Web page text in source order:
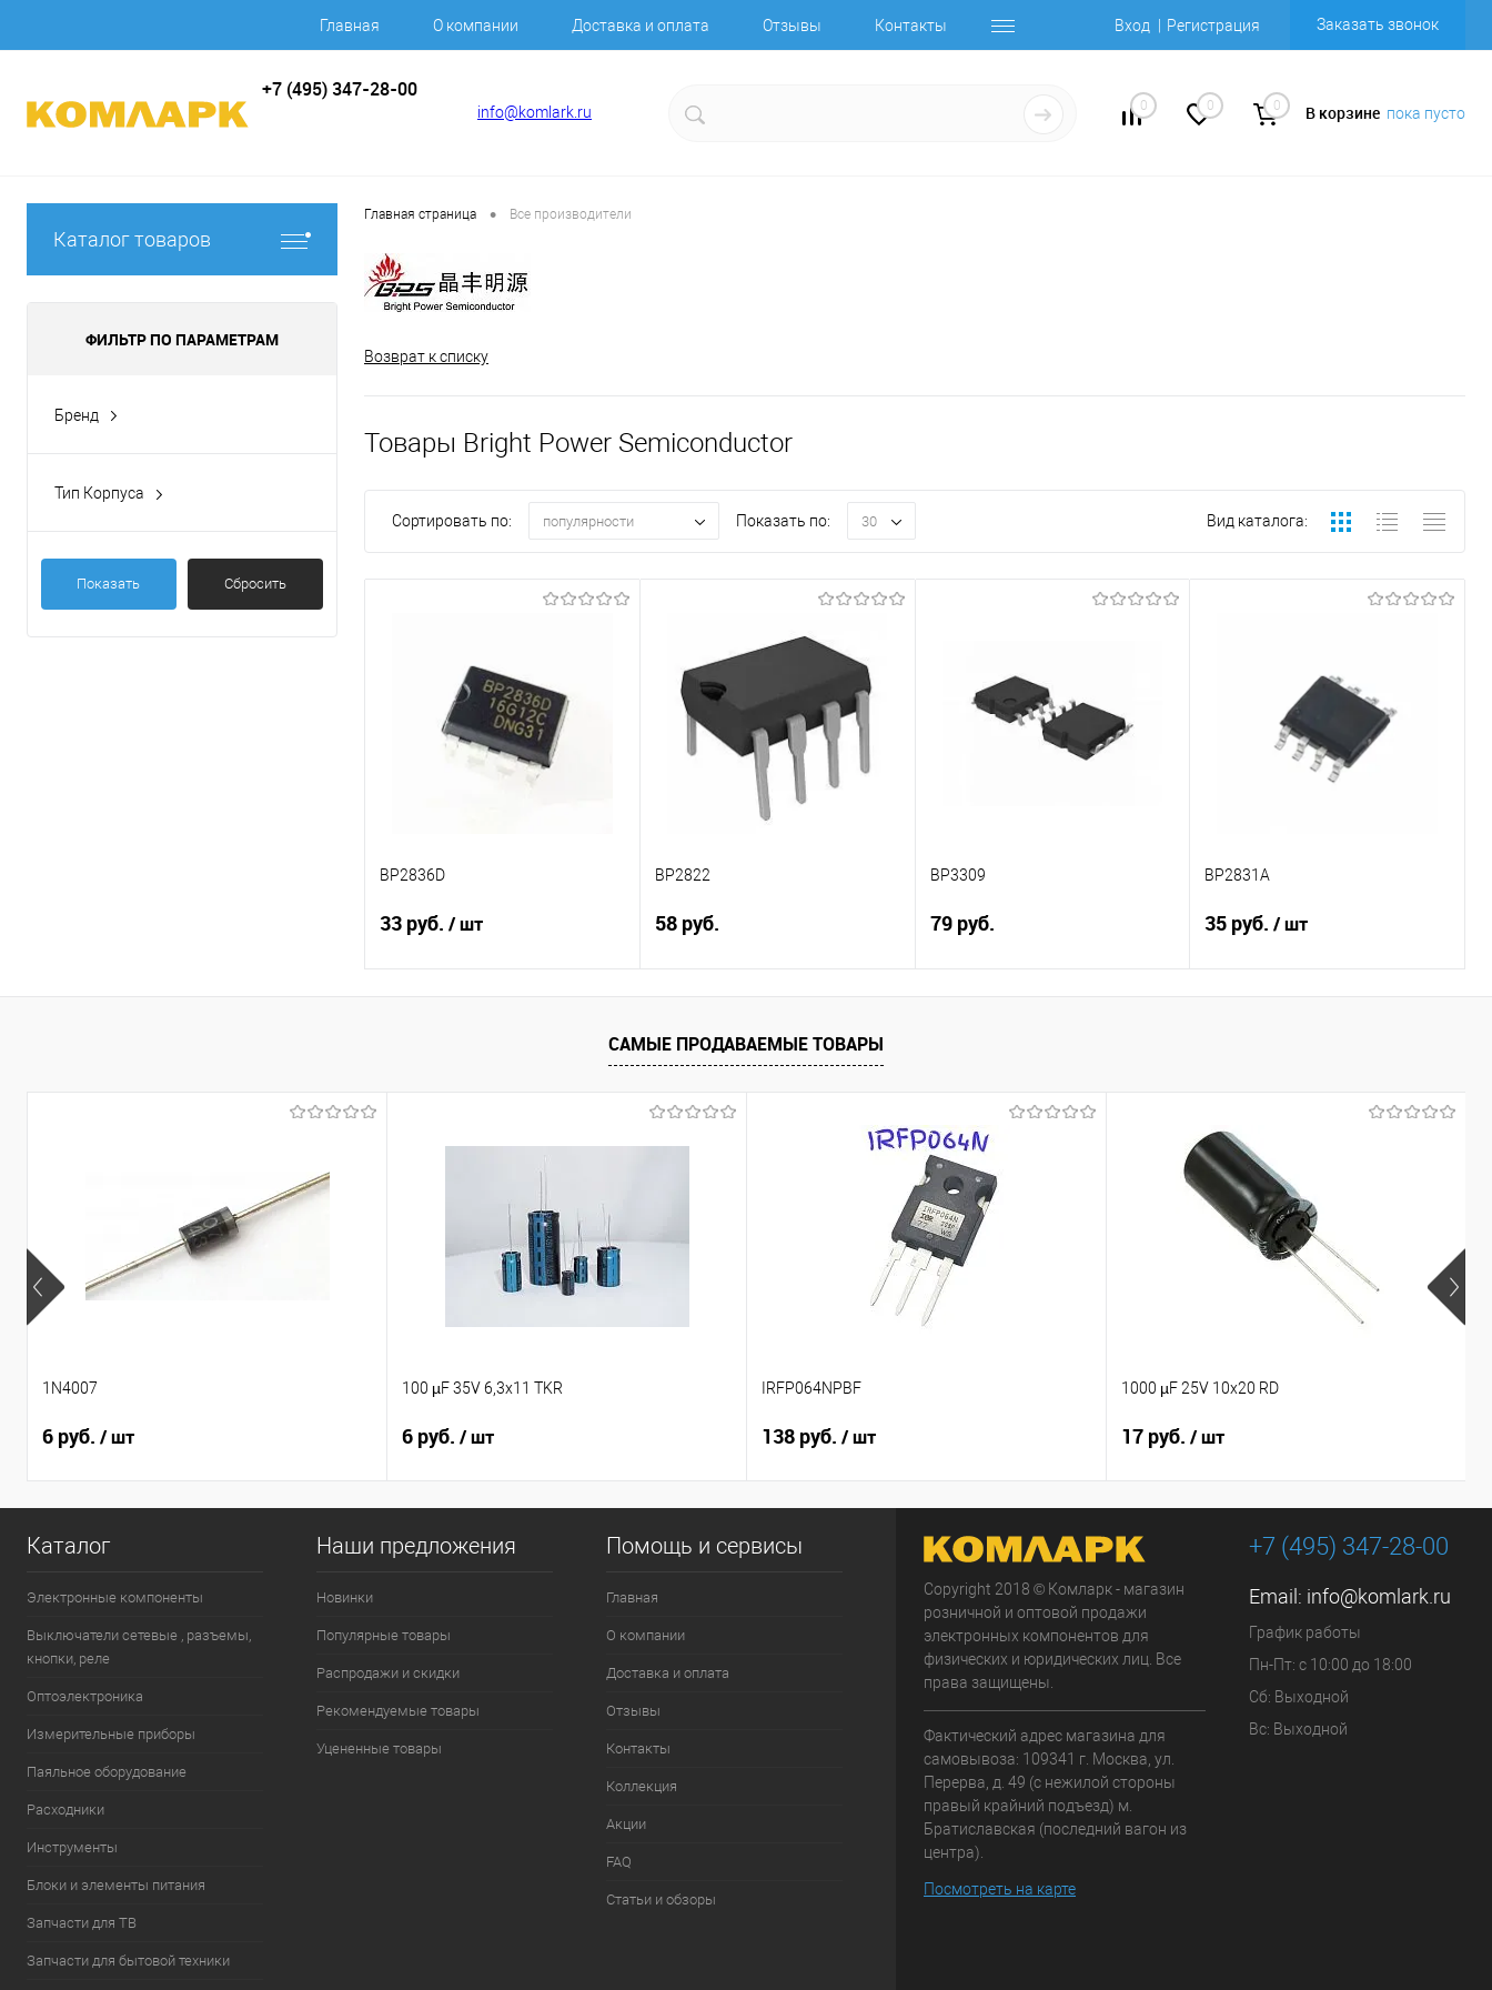
Главная О компании Доставка и оплата Отзывы Контакты Вход Регистрация Заказать звонок
+7 (495) 347-28-00
info@komlark.ru 0 0 0 В корзине пока пусто
Каталог товаров
ФИЛЬТР ПО ПАРАМЕТРАМ
Бренд
Тип Корпуса
Показать Сбросить
Главная страница • Все производители
Возврат к списку
Товары Bright Power Semiconductor
Сортировать по: популярности Показать по: 30 Вид каталога:
BP2836D
33 руб. / шт
BP2822
58 руб.
В избранное
BP3309
79 руб.
В избранное
Недоступно
BP2831A
35 руб./ шт
Недоступно
САМЫЕ ПРОДАВАЕМЫЕ ТОВАРЫ
1N4007
6 руб. / шт
100 µF 35V 6,3x11 TKR
6 руб. / шт
IRFP064NPBF
138 руб. / шт
1000 µF 25V 10x20 RD
17 руб. / шт
Каталог
Электронные компоненты
Выключатели сетевые , разъемы,
кнопки, реле
Оптоэлектроника
Измерительные приборы
Паяльное оборудование
Расходники
Инструменты
Блоки и элементы питания
Запчасти для ТВ
Запчасти для бытовой техники
Наши предложения
Новинки
Популярные товары
Распродажи и скидки
Рекомендуемые товары
Уцененные товары
Помощь и сервисы
Главная
О компании
Доставка и оплата
Отзывы
Контакты
Коллекция
Акции
FAQ
Статьи и обзоры
Copyright 2018 © Комларк - магазин
розничной и оптовой продажи
электронных компонентов для
физических и юридических лиц. Все
права защищены.
Фактический адрес магазина для
самовывоза: 109341 г. Москва, ул.
Перерва, д. 49 (с нежилой стороны
правый крайний подъезд) м.
Братиславская (последний вагон из
центра).
Посмотреть на карте
+7 (495) 347-28-00
Email: info@komlark.ru
График работы
Пн-Пт: с 10:00 до 18:00
Сб: Выходной
Вс: Выходной